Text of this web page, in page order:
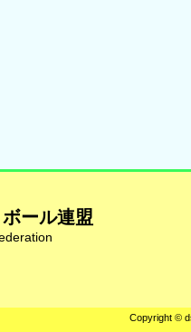
ール連盟
Copyright ©